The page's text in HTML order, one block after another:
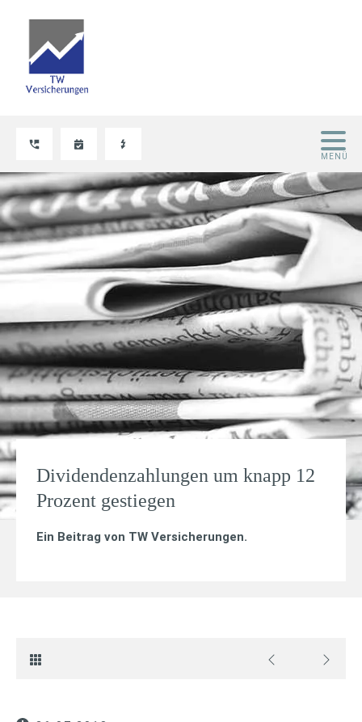
Dividendenzahlungen um knapp 12
Prozent gestiegen
Ein Beitrag von TW Versicherungen.